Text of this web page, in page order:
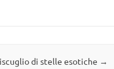
di stelle esotiche →